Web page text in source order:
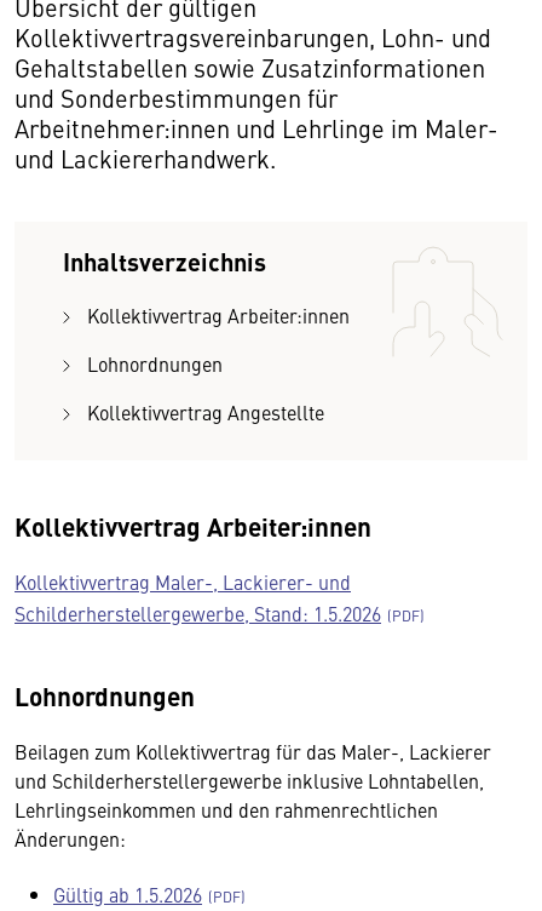
Übersicht der gültigen
Kollektivvertragsvereinbarungen, Lohn- und
Gehaltstabellen sowie Zusatzinformationen
und Sonderbestimmungen für
Arbeitnehmer:innen und Lehrlinge im Maler-
und Lackiererhandwerk.
Inhaltsverzeichnis
Kollektivvertrag Arbeiter:innen
Lohnordnungen
Kollektivvertrag Angestellte
Kollektivvertrag Arbeiter:innen
Kollektivvertrag Maler-, Lackierer- und
Schilderherstellergewerbe, Stand: 1.5.2026
Lohnordnungen
Beilagen zum Kollektivvertrag für das Maler-, Lackierer
und Schilderherstellergewerbe inklusive Lohntabellen,
Lehrlingseinkommen und den rahmenrechtlichen
Änderungen:
Gültig ab 1.5.2026